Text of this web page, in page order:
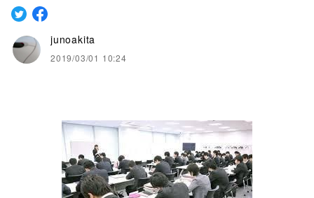
junoakita
2019/03/01 10:24